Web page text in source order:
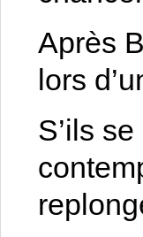
Après
lors
S’ils